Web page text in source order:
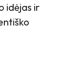
idėjas ir